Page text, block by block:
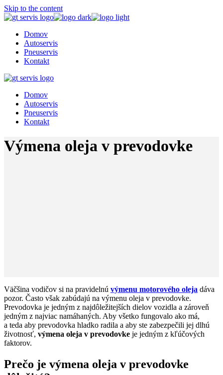
Skip to the content
Domov
Autoservis
Pneuservis
Kontakt
Domov
Autoservis
Pneuservis
Kontakt
Výmena oleja v prevodovke
Väčšina vodičov si na pravidelnú výmenu motorového oleja dáva
pozor. Často však zabúdajú na výmenu oleja v prevodovke.
Prevodovka je jedným z najdôležitejších dielov vozidla a zároveň
jedným z najviac namáhaných. Aby všetko fungovalo ako má,
a teda aby prevodovka hladko radila a aby ste zabezpečili jej dlhú
životnosť, výmena oleja v prevodovke je jedným z kľúčových
faktorov.
Prečo je výmena oleja v prevodovke